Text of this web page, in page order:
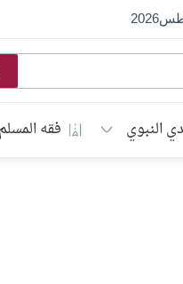
2026
النبوي فقه المسلم